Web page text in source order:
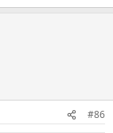
#86